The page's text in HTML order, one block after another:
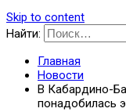
Skip to content
Найти:
Главная
Новости
В Кабардино-
понадобилась